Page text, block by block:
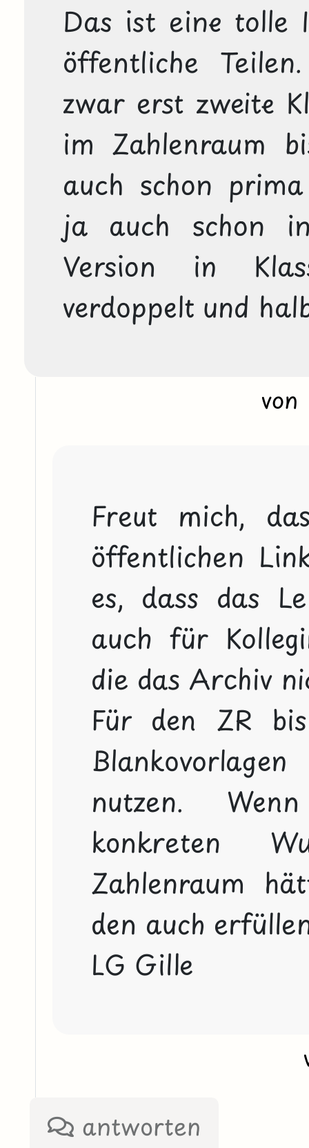
Das ist eine tolle
öffentliche
zwar erst zweite
im Zahlenraum
auch schon
ja auch schon
Version in
verdoppelt und
Freut mich,
öffentlichen
es, dass das
auch für
die das Archiv
Für den ZR
nutzen.
konkreten
Zahlenraum
den auch
LG Gille
antworten